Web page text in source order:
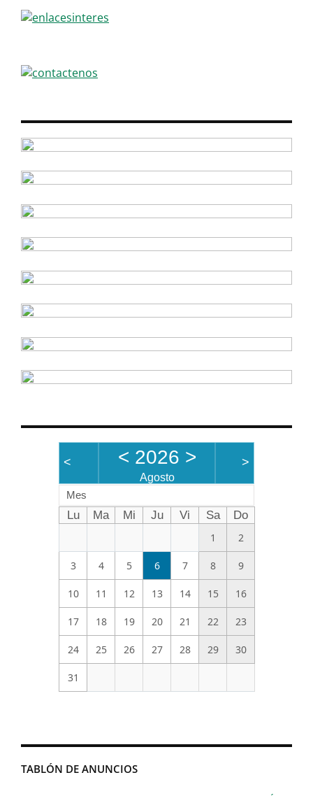
< < 2026 >
Agosto
>
Mes
Lu Ma Mi Ju Vi Sa
Do
1
2
3 4 5 6 7 8 9
10 11 12 13 14 15 16
17 18 19 20 21 22 23
24 25 26 27 28 29 30
31
TABLÓN DE ANUNCIOS